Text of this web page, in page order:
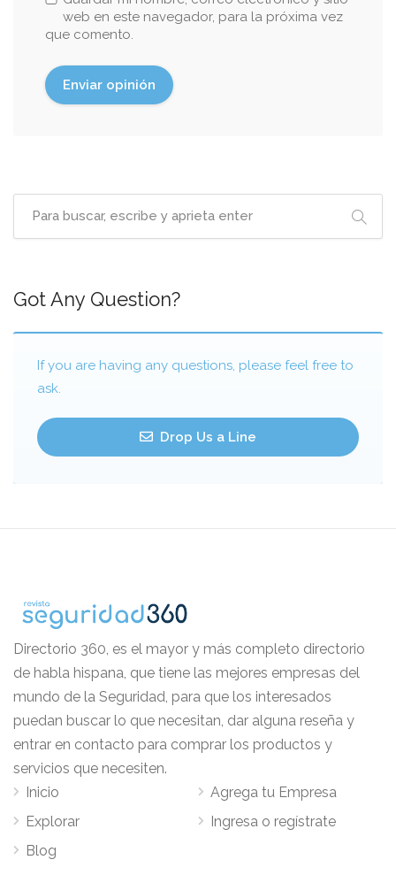
web en este navegador, para la próxima vez
que comento.
Got Any Question?
If you are having any questions, please feel free to
ask.
Drop Us a Line
Directorio 360, es el mayor y más completo directorio
de habla hispana, que tiene las mejores empresas del
mundo de la Seguridad, para que los interesados
puedan buscar lo que necesitan, dar alguna reseña y
entrar en contacto para comprar los productos y
servicios que necesiten.
Inicio
Explorar
Blog
Agrega tu Empresa
Ingresa o regístrate